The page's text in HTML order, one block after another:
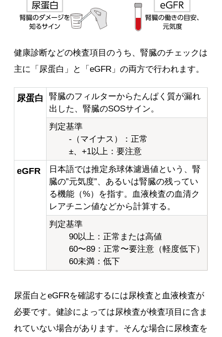
健康診断などの検査項目のうち、腎臓のチェックは
主に「尿蛋白」と「eGFR」の両方で行われます。
尿蛋白
腎臓のフィルターからたんぱく質が漏れ
出した、腎臓のSOSサイン。
判定基準
-（マイナス）：正常
±、+1以上：要注意
eGFR
日本語では推定糸球体濾過値という、腎
臓の”元気度”、あるいは腎臓の残ってい
る機能（%）を指す。血液検査の血清ク
レアチニン値などから計算する。
判定基準
90以上：正常または高値
60〜89：正常〜要注意（軽度低下）
60未満：低下
尿蛋白とeGFRを確認するには尿検査と血液検査が
必要です。健診によっては尿検査が検査項目に含ま
れていない場合があります。そんな場合に尿検査を